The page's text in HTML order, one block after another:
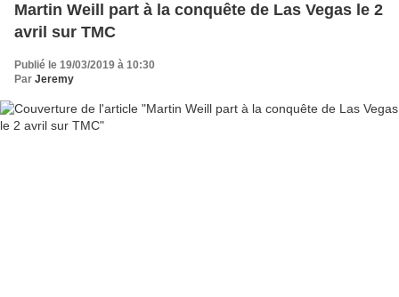
Martin Weill part à la conquête de Las Vegas le 2
avril sur TMC
Publié le 19/03/2019 à 10:30
Par Jeremy